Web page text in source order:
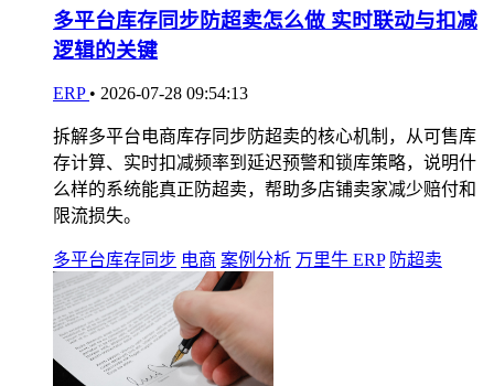
多平台库存同步防超卖怎么做 实时联动与扣减
逻辑的关键
ERP • 2026-07-28 09:54:13
拆解多平台电商库存同步防超卖的核心机制，从可售库
存计算、实时扣减频率到延迟预警和锁库策略，说明什
么样的系统能真正防超卖，帮助多店铺卖家减少赔付和
限流损失。
多平台库存同步 电商 案例分析 万里牛 ERP 防超卖